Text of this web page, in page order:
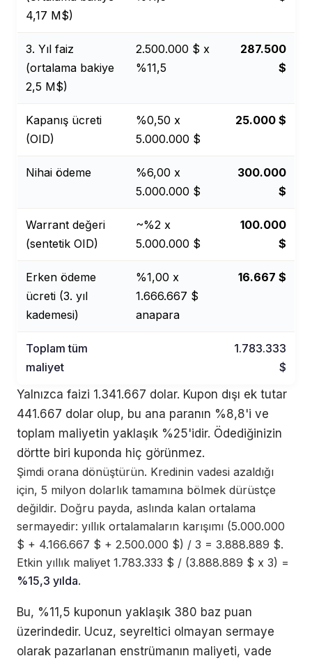
4,17 M$)
3. Yıl faiz
(ortalama bakiye
2,5 M$)
2.500.000 $ x
%11,5
287.500
$
Kapanış ücreti
(OID)
%0,50 x
5.000.000 $
25.000 $
Nihai ödeme
%6,00 x
5.000.000 $
300.000
$
Warrant değeri
(sentetik OID)
~%2 x
5.000.000 $
100.000
$
Erken ödeme
ücreti (3. yıl
kademesi)
%1,00 x
1.666.667 $
anapara
16.667 $
Toplam tüm
maliyet
1.783.333
$
Yalnızca faizi 1.341.667 dolar. Kupon dışı ek tutar
441.667 dolar olup, bu ana paranın %8,8'i ve
toplam maliyetin yaklaşık %25'idir. Ödediğinizin
dörtte biri kuponda hiç görünmez.
Şimdi orana dönüştürün. Kredinin vadesi azaldığı
için, 5 milyon dolarlık tamamına bölmek dürüstçe
değildir. Doğru payda, aslında kalan ortalama
sermayedir: yıllık ortalamaların karışımı (5.000.000
$ + 4.166.667 $ + 2.500.000 $) / 3 = 3.888.889 $.
Etkin yıllık maliyet 1.783.333 $ / (3.888.889 $ x 3) =
%15,3 yılda.
Bu, %11,5 kuponun yaklaşık 380 baz puan
üzerindedir. Ucuz, seyreltici olmayan sermaye
olarak pazarlanan enstrümanın maliyeti, vade